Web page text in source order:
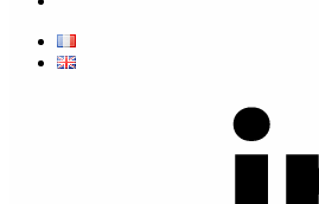
Le 23/12/2015, l’ordonnance n. 5.664
l’AMSN, une entité qui à l’instar de
désignée comme l’autorité nationale en
Au fil du temps et des ordonnances,
d’activité grandir pour développer la